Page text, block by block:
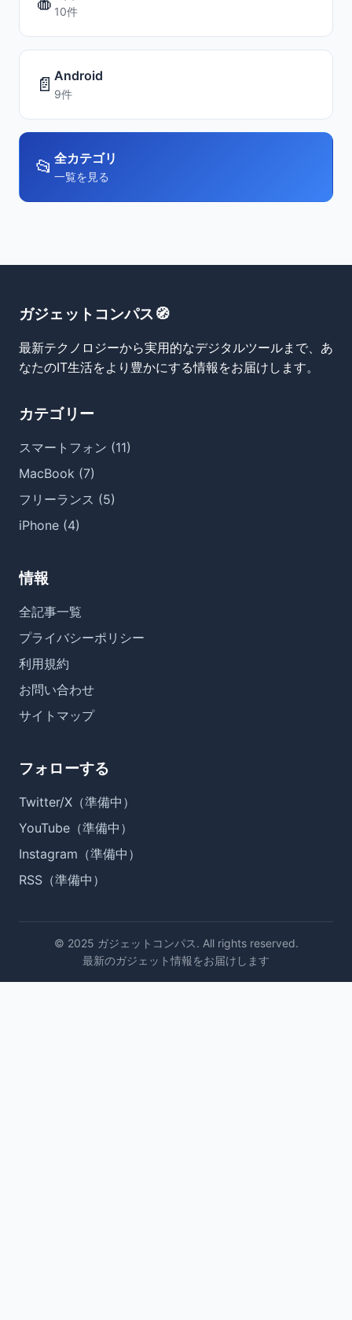
10件
📄 Android
9件
📂 全カテゴリ
一覧を見る
ガジェットコンパス🧭
最新テクノロジーから実用的なデジタルツールまで、あ
なたのIT生活をより豊かにする情報をお届けします。
カテゴリー
スマートフォン (11)
MacBook (7)
フリーランス (5)
iPhone (4)
情報
全記事一覧
プライバシーポリシー
利用規約
お問い合わせ
サイトマップ
フォローする
Twitter/X（準備中）
YouTube（準備中）
Instagram（準備中）
RSS（準備中）
© 2025 ガジェットコンパス. All rights reserved.
最新のガジェット情報をお届けします